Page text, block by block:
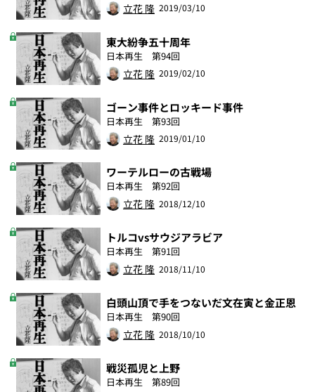
立花 隆 2019/03/10
東大紛争五十周年
日本再生 第94回
立花 隆 2019/02/10
ゴーン事件とロッキード事件
日本再生 第93回
立花 隆 2019/01/10
ワーテルローの古戦場
日本再生 第92回
立花 隆 2018/12/10
トルコvsサウジアラビア
日本再生 第91回
立花 隆 2018/11/10
白頭山頂で手をつないだ文在寅と金正恩
日本再生 第90回
立花 隆 2018/10/10
戦災孤児と上野
日本再生 第89回